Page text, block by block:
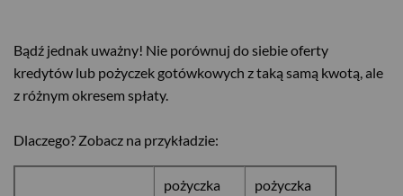
Bądź jednak uważny! Nie porównuj do siebie oferty
kredytów lub pożyczek gotówkowych z taką samą kwotą, ale
z różnym okresem spłaty.
Dlaczego? Zobacz na przykładzie:
pożyczka
pożyczka